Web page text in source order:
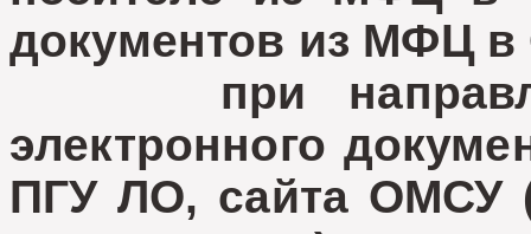
документов из МФЦ
при
электронного
ПГУ ЛО, сайта ОМСУ